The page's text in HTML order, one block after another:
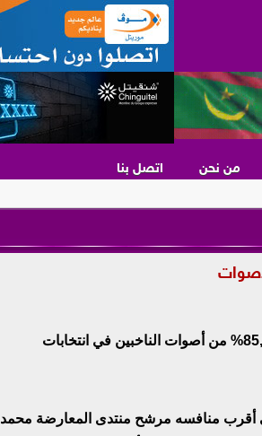
من نحن اتصل بنا
أفرجت اللجنة الوطنية المستقلة للانتخابات فجر اليوم الثلاثاء عن نسبة 85,95% من أصوات الناخبين في انتخابات
أقرب منافسه مرشح منتدى المعارضة محمد